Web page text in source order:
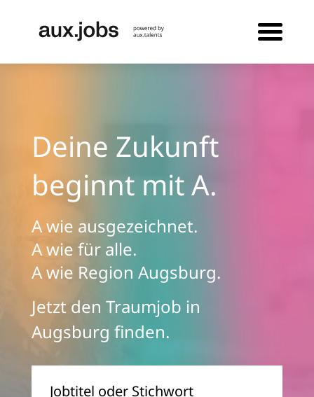
Deine Zukunft
beginnt mit A.
A wie ausgezeichnet.
A wie für alle.
A wie Region Augsburg.
Jetzt den Traumjob in
Augsburg finden.